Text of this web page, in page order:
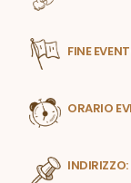
FINE
ORARIO
INDIRIZZO: